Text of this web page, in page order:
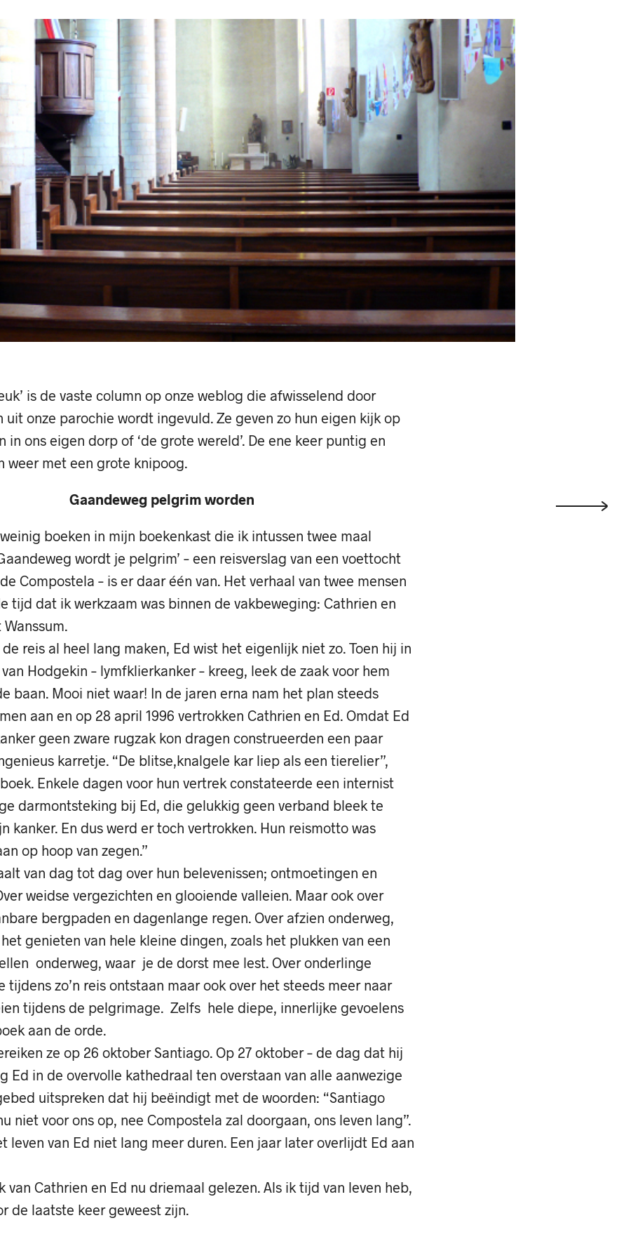
is de vaste column op onze weblog die afwisselend door
uit onze parochie wordt ingevuld. Ze geven zo hun eigen kijk op
in ons eigen dorp of ‘de grote wereld’. De ene keer puntig en
weer met een grote knipoog.
Gaandeweg pelgrim worden
boeken in mijn boekenkast die ik intussen twee maal
wordt je pelgrim’ – een reisverslag van een voettocht
Compostela – is er daar één van. Het verhaal van twee mensen
tijd dat ik werkzaam was binnen de vakbeweging: Cathrien en
reis al heel lang maken, Ed wist het eigenlijk niet zo. Toen hij in
Hodgekin – lymfklierkanker – kreeg, leek de zaak voor hem
baan. Mooi niet waar! In de jaren erna nam het plan steeds
aan en op 28 april 1996 vertrokken Cathrien en Ed. Omdat Ed
geen zware rugzak kon dragen construeerden een paar
karretje. “De blitse,knalgele kar liep als een tierelier”,
Enkele dagen voor hun vertrek constateerde een internist
darmontsteking bij Ed, die gelukkig geen verband bleek te
kanker. En dus werd er toch vertrokken. Hun reismotto was
op hoop van zegen.”
van dag tot dag over hun belevenissen; ontmoetingen en
weidse vergezichten en glooiende valleien. Maar ook over
bergpaden en dagenlange regen. Over afzien onderweg,
genieten van hele kleine dingen, zoals het plukken van een
onderweg, waar je de dorst mee lest. Over onderlinge
tijdens zo’n reis ontstaan maar ook over het steeds meer naar
tijdens de pelgrimage. Zelfs hele diepe, innerlijke gevoelens
aan de orde.
ze op 26 oktober Santiago. Op 27 oktober – de dag dat hij
Ed in de overvolle kathedraal ten overstaan van alle aanwezige
uitspreken dat hij beëindigt met de woorden: “Santiago
niet voor ons op, nee Compostela zal doorgaan, ons leven lang”.
leven van Ed niet lang meer duren. Een jaar later overlijdt Ed aan
van Cathrien en Ed nu driemaal gelezen. Als ik tijd van leven heb,
de laatste keer geweest zijn.